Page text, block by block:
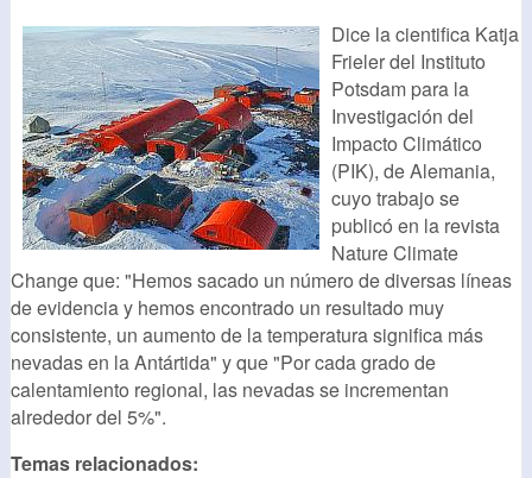
Dice la cientifica Katja
Frieler del Instituto
Potsdam para la
Investigación del
Impacto Climático
(PIK), de Alemania,
cuyo trabajo se
publicó en la revista
Nature Climate
Change que: "Hemos sacado un número de diversas líneas
de evidencia y hemos encontrado un resultado muy
consistente, un aumento de la temperatura significa más
nevadas en la Antártida" y que "Por cada grado de
calentamiento regional, las nevadas se incrementan
alrededor del 5%".
Temas relacionados: